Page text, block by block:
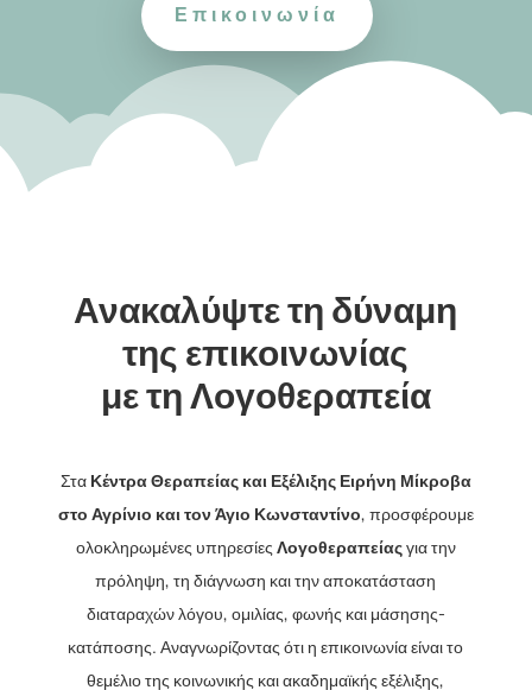
Επικοινωνία
Ανακαλύψτε τη δύναμη
της επικοινωνίας
με τη Λογοθεραπεία
Στα Κέντρα Θεραπείας και Εξέλιξης Ειρήνη Μίκροβα
στο Αγρίνιο και τον Άγιο Κωνσταντίνο, προσφέρουμε
ολοκληρωμένες υπηρεσίες Λογοθεραπείαςγια την
πρόληψη, τη διάγνωση και την αποκατάσταση
διαταραχών λόγου, ομιλίας, φωνής και μάσησης-
κατάποσης. Αναγνωρίζοντας ότι η επικοινωνία είναι το
θεμέλιο της κοινωνικής και ακαδημαϊκής εξέλιξης,